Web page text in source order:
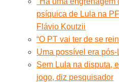
psíquica de Lula na
Flávio Koutzii
“O PT vai ter de se
Uma possível era pós-
Sem Lula na disputa,
jogo, diz pesquisador